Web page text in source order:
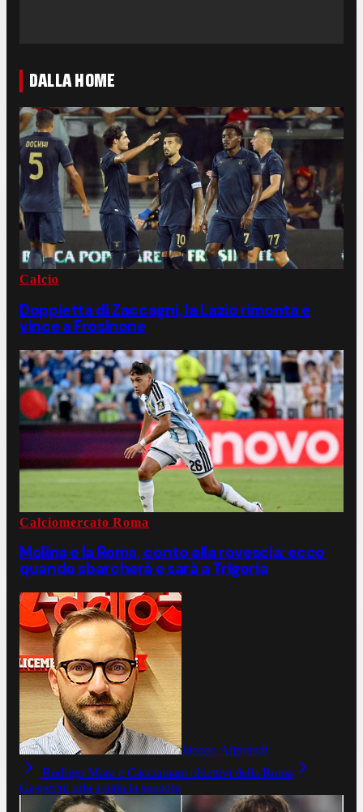
DALLA HOME
Calcio
Doppietta di Zaccagni, la Lazio rimonta e
vince a Frosinone
Calciomercato Roma
Molina e la Roma, conto alla rovescia: ecco
quando sbarcherà e sarà a Trigoria
Jacopo Aliprandi
Rodrigo Mora e Cacciamani obiettivi della Roma
Gasperini urla a tutta la squadra